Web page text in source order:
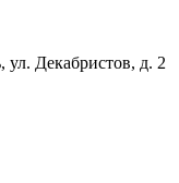
ул. Декабристов, д. 2